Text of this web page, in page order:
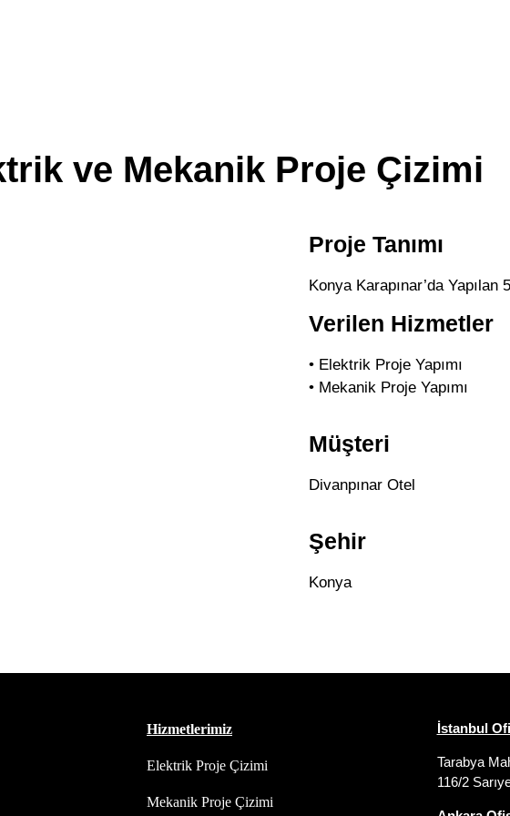
ve Mekanik Proje Çizimi
Proje Tanımı
Konya Karapınar’da Yapılan
Verilen Hizmetler
• Elektrik Proje Yapımı
• Mekanik Proje Yapımı
Müşteri
Divanpınar Otel
Şehir
Konya
Hizmetlerimiz
Elektrik Proje Çizimi
Mekanik Proje Çizimi
İstanbul
Tarabya
116/2